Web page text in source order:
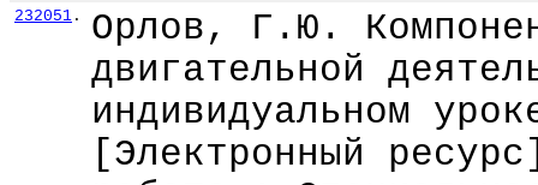
232051 .
Орлов, Г.Ю.
двигательной
индивидуальном
[Электронный